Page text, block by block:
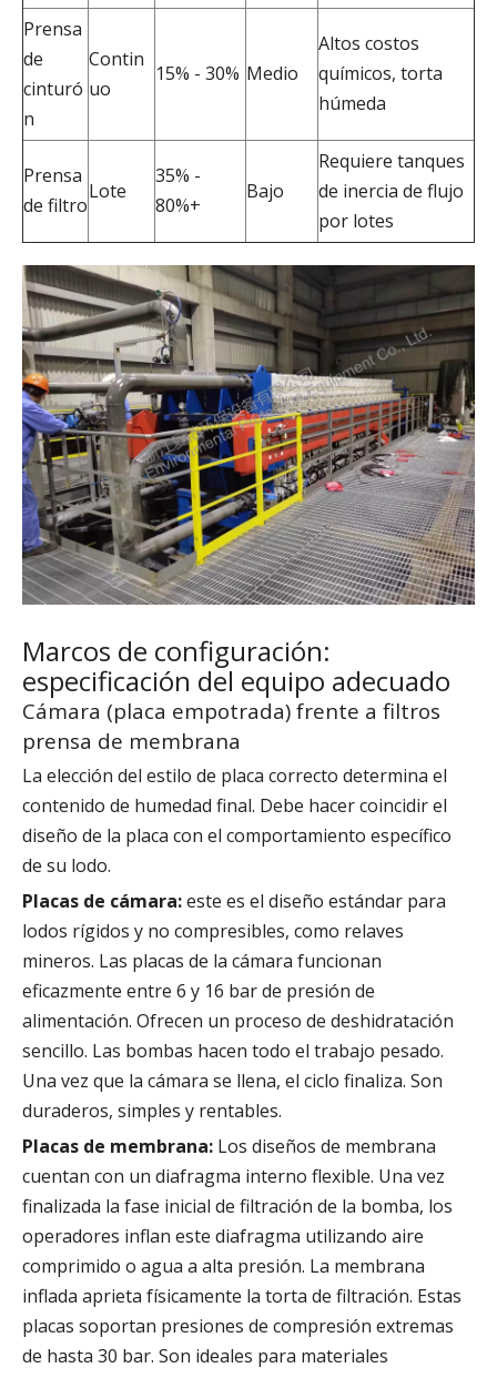
Prensa
de
cinturó
n
Contin
uo
15% - 30% Medio
Altos costos
químicos, torta
húmeda
Prensa
de filtro
Lote
35% -
80%+
Bajo
Requiere tanques
de inercia de flujo
por lotes
Marcos de configuración:
especificación del equipo adecuado
Cámara (placa empotrada) frente a filtros
prensa de membrana
La elección del estilo de placa correcto determina el
contenido de humedad final. Debe hacer coincidir el
diseño de la placa con el comportamiento específico
de su lodo.
Placas de cámara:este es el diseño estándar para
lodos rígidos y no compresibles, como relaves
mineros. Las placas de la cámara funcionan
eficazmente entre 6 y 16 bar de presión de
alimentación. Ofrecen un proceso de deshidratación
sencillo. Las bombas hacen todo el trabajo pesado.
Una vez que la cámara se llena, el ciclo finaliza. Son
duraderos, simples y rentables.
Placas de membrana: Los diseños de membrana
cuentan con un diafragma interno flexible. Una vez
finalizada la fase inicial de filtración de la bomba, los
operadores inflan este diafragma utilizando aire
comprimido o agua a alta presión. La membrana
inflada aprieta físicamente la torta de filtración. Estas
placas soportan presiones de compresión extremas
de hasta 30 bar. Son ideales para materiales